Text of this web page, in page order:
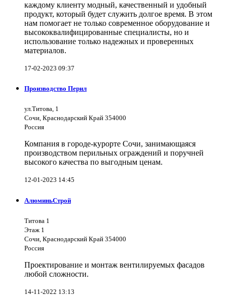
каждому клиенту модный, качественный и удобный
продукт, который будет служить долгое время. В этом
нам помогает не только современное оборудование и
высококвалифицированные специалисты, но и
использование только надежных и проверенных
материалов.
17-02-2023 09:37
Производство Перил
ул.Титова, 1
Сочи, Краснодарский Край 354000
Россия
Компания в городе-курорте Сочи, занимающаяся
производством перильных ограждений и поручней
высокого качества по выгодным ценам.
12-01-2023 14:45
АлюминьСтрой
Титова 1
Этаж 1
Сочи, Краснодарский Край 354000
Россия
Проектирование и монтаж вентилируемых фасадов
любой сложности.
14-11-2022 13:13